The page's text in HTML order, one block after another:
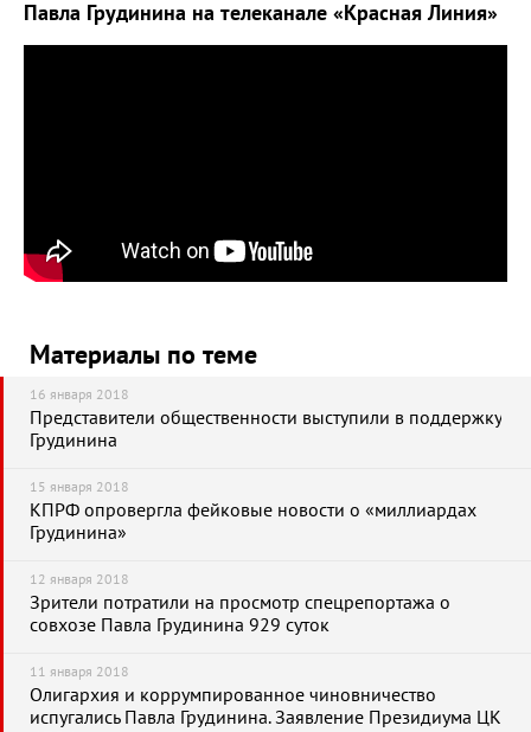
Павла Грудинина на телеканале «Красная Линия»
Материалы по теме
16 января 2018
Представители общественности выступили в поддержку
Грудинина
15 января 2018
КПРФ опровергла фейковые новости о «миллиардах
Грудинина»
12 января 2018
Зрители потратили на просмотр спецрепортажа о
совхозе Павла Грудинина 929 суток
11 января 2018
Олигархия и коррумпированное чиновничество
испугались Павла Грудинина. Заявление Президиума ЦК